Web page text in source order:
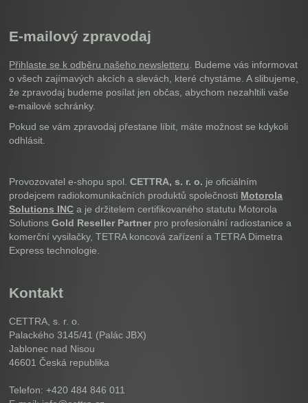
E-mailový zpravodaj
Přihlaste se k odběru našeho newsletteru . Budeme vás informovat
o všech zajímavých akcích a slevách, které chystáme. A slibujeme,
že zpravodaj budeme posílat jen občas, abychom nezahltili vaše
e-mailové schránky.
Pokud se vám zpravodaj přestane líbit, máte možnost se kdykoli
odhlásit.
Provozovatel e-shopu spol.CETTRA, s. r. o. je oficiálním
prodejcem radiokomunikačních produktů společnosti Motorola
Solutions INC a je držitelem certifikovaného statutu Motorola
SolutionsGold Reseller Partner pro profesionální radiostanice a
komerční vysilačky, TETRA koncová zařízení a TETRA Dimetra
Express technologie.
Kontakt
CETTRA, s. r. o.
Palackého 3145/41 (Palác JBX)
Jablonec nad Nisou
46601Česká republika
Telefon: +420 484 846 011